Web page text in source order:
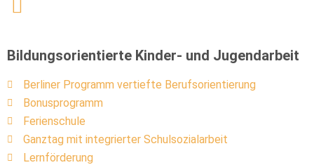
Bildungsorientierte Kinder- und Jugendarbeit
Berliner Programm vertiefte Berufsorientierung
Bonusprogramm
Ferienschule
Ganztag mit integrierter Schulsozialarbeit
Lernförderung